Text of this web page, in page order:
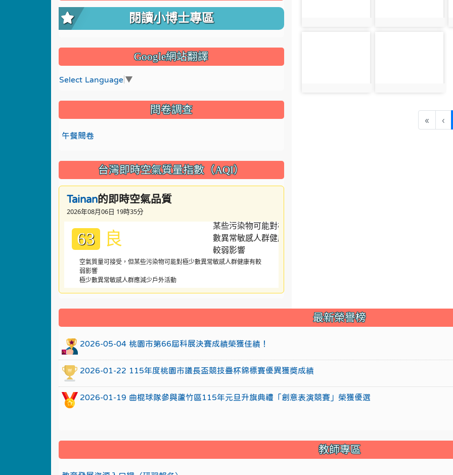
« ‹
閱讀小博士專區
Google網站翻譯
Select Language ▼
問卷調查
午餐問卷
台灣即時空氣質量指數（AQI）
Tainan的即時空氣品質
2026年08月06日 19時35分
63 良
空氣質量可接受，但某些污染物可能對極少數異常敏感人群健康有較
弱影響
極少數異常敏感人群應減少戶外活動
::: 最新榮譽榜
2026-05-04 桃園市第66屆科展決賽成績榮獲佳績！
2026-01-22 115年度桃園市議長盃競技疊杯錦標賽優異獲獎成績
2026-01-19 曲棍球隊參與蘆竹區115年元旦升旗典禮「創意表演競賽」榮獲優選
教師專區